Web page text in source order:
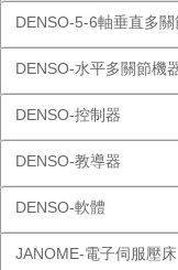
DENSO-5-6軸垂直多關
DENSO-水平多關節機
DENSO-控制器
DENSO-教導器
DENSO-軟體
JANOME-電子伺服壓床